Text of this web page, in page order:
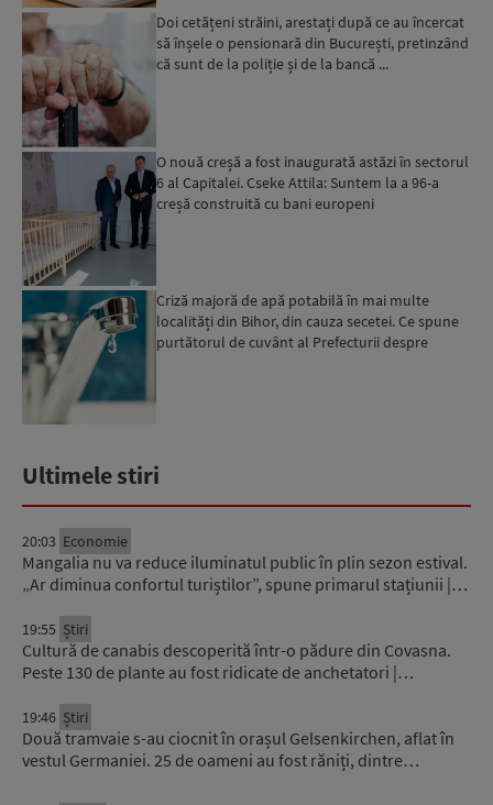
Doi cetățeni străini, arestați după ce au încercat
să înșele o pensionară din București, pretinzând
că sunt de la poliție și de la bancă ...
O nouă creșă a fost inaugurată astăzi în sectorul
6 al Capitalei. Cseke Attila: Suntem la a 96-a
creșă construită cu bani europeni
Criză majoră de apă potabilă în mai multe
localități din Bihor, din cauza secetei. Ce spune
purtătorul de cuvânt al Prefecturii despre
Ultimele stiri
20:03 Economie
Mangalia nu va reduce iluminatul public în plin sezon estival.
„Ar diminua confortul turiștilor”, spune primarul stațiunii |…
19:55 Știri
Cultură de canabis descoperită într-o pădure din Covasna.
Peste 130 de plante au fost ridicate de anchetatori |…
19:46 Știri
Două tramvaie s-au ciocnit în orașul Gelsenkirchen, aflat în
vestul Germaniei. 25 de oameni au fost răniți, dintre…